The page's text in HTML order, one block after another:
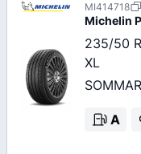
MI414718
Michelin
235/50
XL
SOMMAR
A